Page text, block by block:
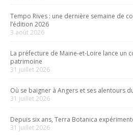
Tempo Rives : une dernière semaine de
l’édition 2026
3 août 2026
La préfecture de Maine-et-Loire lance un
patrimoine
31 juillet 2026
Où se baigner à Angers et ses alentours
31 juillet 2026
Depuis six ans, Terra Botanica
31 juillet 2026